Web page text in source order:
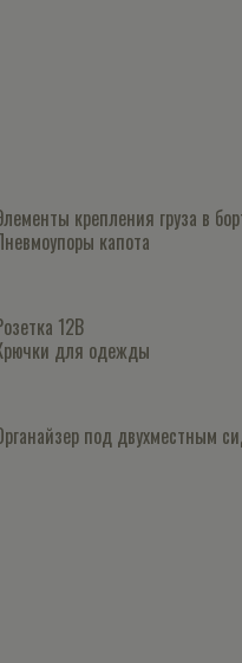
крепления груза в
капота
12В
для одежды
под двухместным